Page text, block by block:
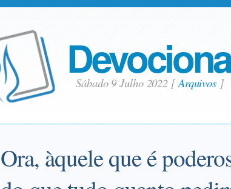
Sábado 9 Julho 2022 [Arquivos ]
Ora, àquele que é